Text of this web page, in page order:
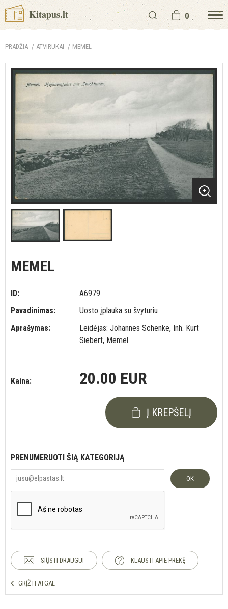
Kitapus.lt 0
PRADŽIA ATVIRUKAI MEMEL
MEMEL
ID:
A6979
Pavadinimas:
Uosto įplauka su švyturiu
Aprašymas:
Leidėjas: Johannes Schenke, Inh. Kurt
Siebert, Memel
Kaina: 20.00 EUR
Į KREPŠELĮ
PRENUMERUOTI ŠIĄ KATEGORIJĄ
OK
SIŲSTI DRAUGUI KLAUSTI APIE PREKĘ
GRĮŽTI ATGAL